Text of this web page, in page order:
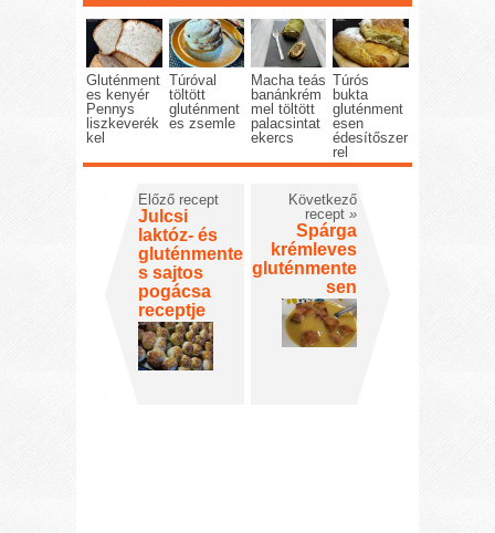
Gluténment
es kenyér
Pennys
liszkeverék
kel
Túróval
töltött
gluténment
es zsemle
Macha teás
banánkrém
mel töltött
palacsintat
ekercs
Túrós
bukta
gluténment
esen
édesítőszer
rel
Előző recept
Julcsi
laktóz- és
gluténmente
s sajtos
pogácsa
receptje
Következő
recept »
Spárga
krémleves
gluténmente
sen